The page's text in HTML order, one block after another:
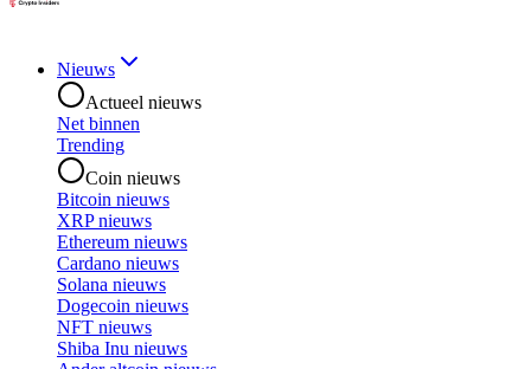
Nieuws
Actueel nieuws
Net binnen
Trending
Coin nieuws
Bitcoin nieuws
XRP nieuws
Ethereum nieuws
Cardano nieuws
Solana nieuws
Dogecoin nieuws
NFT nieuws
Shiba Inu nieuws